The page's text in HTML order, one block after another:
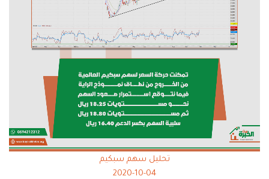
تحليل سهم سبكيم
2020-10-04